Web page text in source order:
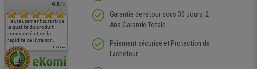
4.8/5
Heureusement surpris de
la qualité du produit
commandé et de la
rapidité de livraison.
Siege confortable qui
J'ai pu comparer avec des
sièges que l'on trouve
dans les grandes surfaces
de l'aménagement et ne
regrette pas mon achat.
bien qu'ayant eu un
abîmé) tout a été mis en
oeuvre pour remplacer
ce produit et ce dans les
PLUS...
Garantie de retour sous 30 Jours, 2
Ans Garantie Totale
Paiement sécurisé et Protection de
l'acheteur